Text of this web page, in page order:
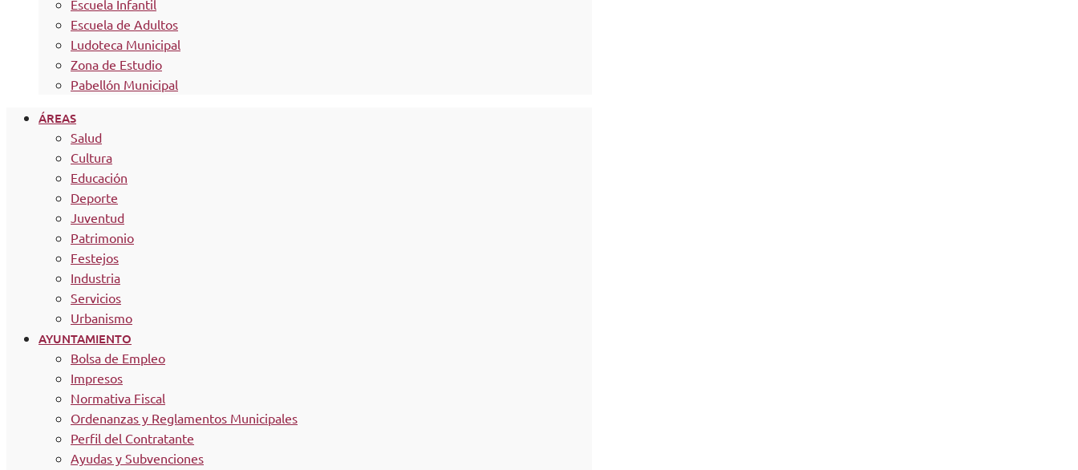
Escuela Infantil
Escuela de Adultos
Ludoteca Municipal
Zona de Estudio
Pabellón Municipal
ÁREAS
Salud
Cultura
Educación
Deporte
Juventud
Patrimonio
Festejos
Industria
Servicios
Urbanismo
AYUNTAMIENTO
Bolsa de Empleo
Impresos
Normativa Fiscal
Ordenanzas y Reglamentos Municipales
Perfil del Contratante
Ayudas y Subvenciones